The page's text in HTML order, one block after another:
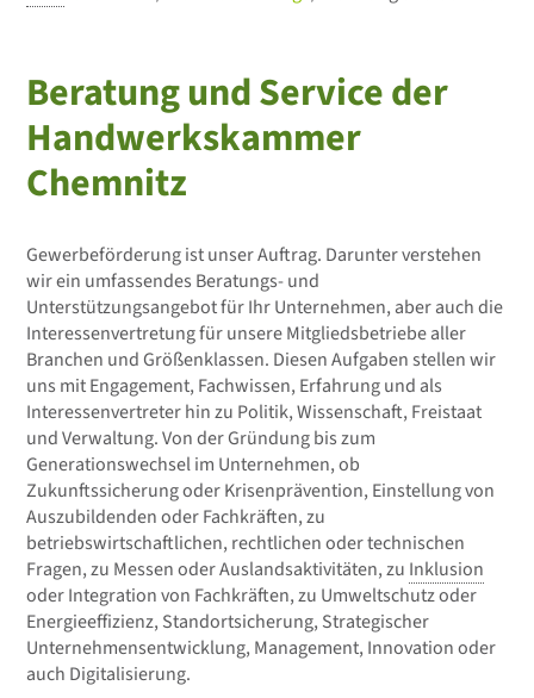
Beratung und Service der
Handwerkskammer
Chemnitz
Gewerbeförderung ist unser Auftrag. Darunter verstehen
wir ein umfassendes Beratungs- und
Unterstützungsangebot für Ihr Unternehmen, aber auch die
Interessenvertretung für unsere Mitgliedsbetriebe aller
Branchen und Größenklassen. Diesen Aufgaben stellen wir
uns mit Engagement, Fachwissen, Erfahrung und als
Interessenvertreter hin zu Politik, Wissenschaft, Freistaat
und Verwaltung. Von der Gründung bis zum
Generationswechsel im Unternehmen, ob
Zukunftssicherung oder Krisenprävention, Einstellung von
Auszubildenden oder Fachkräften, zu
betriebswirtschaftlichen, rechtlichen oder technischen
Fragen, zu Messen oder Auslandsaktivitäten, zu Inklusion
oder Integration von Fachkräften, zu Umweltschutz oder
Energieeffizienz, Standortsicherung, Strategischer
Unternehmensentwicklung, Management, Innovation oder
auch Digitalisierung.